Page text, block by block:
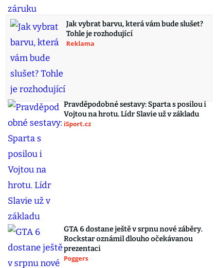
Jak vybrat barvu, která vám bude slušet?
Tohle je rozhodující
Reklama
Pravděpodobné sestavy: Sparta s posilou i
Vojtou na hrotu. Lídr Slavie už v základu
iSport.cz
GTA 6 dostane ještě v srpnu nové záběry.
Rockstar oznámil dlouho očekávanou
prezentaci
Poggers